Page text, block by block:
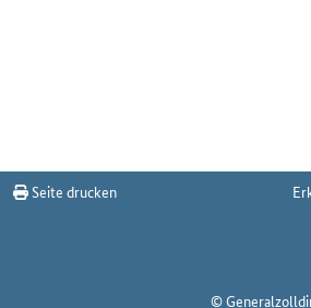
Seite drucken
©